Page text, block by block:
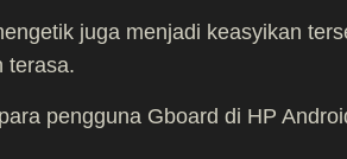
juga menjadi keasyikan
terasa.
pengguna Gboard di HP